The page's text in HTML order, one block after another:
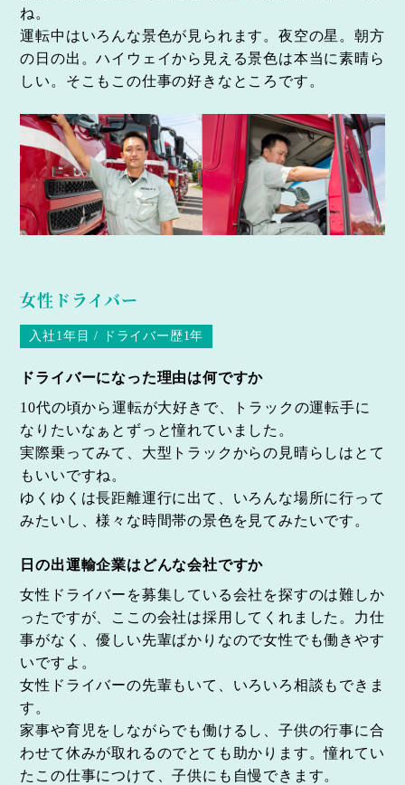
ね。
運転中はいろんな景色が見られます。夜空の星。朝方
の日の出。ハイウェイから見える景色は本当に素晴ら
しい。そこもこの仕事の好きなところです。
女性ドライバー
入社1年目 / ドライバー歴1年
ドライバーになった理由は何ですか
10代の頃から運転が大好きで、トラックの運転手に
なりたいなぁとずっと憧れていました。
実際乗ってみて、大型トラックからの見晴らしはとて
もいいですね。
ゆくゆくは長距離運行に出て、いろんな場所に行って
みたいし、様々な時間帯の景色を見てみたいです。
日の出運輸企業はどんな会社ですか
女性ドライバーを募集している会社を探すのは難しか
ったですが、ここの会社は採用してくれました。力仕
事がなく、優しい先輩ばかりなので女性でも働きやす
いですよ。
女性ドライバーの先輩もいて、いろいろ相談もできま
す。
家事や育児をしながらでも働けるし、子供の行事に合
わせて休みが取れるのでとても助かります。憧れてい
たこの仕事につけて、子供にも自慢できます。